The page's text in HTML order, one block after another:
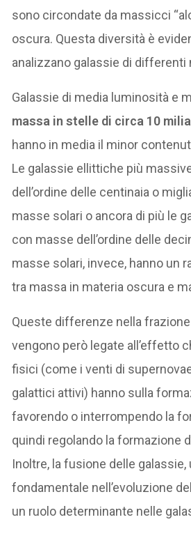
sono circondate da massicci
oscura. Questa diversità è
analizzano galassie di differenti
Galassie di media luminosità e
massa in stelle di circa 10
hanno in media il minor
Le galassie ellittiche più
dell’ordine delle centinaia o
masse solari o ancora di più le
con masse dell’ordine delle
masse solari, invece, hanno un
tra massa in materia oscura e
Queste differenze nella
vengono però legate all’effetto
fisici (come i venti di
galattici attivi) hanno sulla
favorendo o interrompendo la
quindi regolando la formazione
Inoltre, la fusione delle
fondamentale nell’evoluzione
un ruolo determinante nelle